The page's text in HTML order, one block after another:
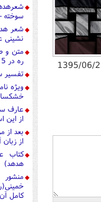
1395/06/
سوخته
شعر
نشینی علی
متن و
ره در 5 جلسه
تفسیر
ویژه
عارف
از این
بعد
از
کتاب
هدهد)
کامل